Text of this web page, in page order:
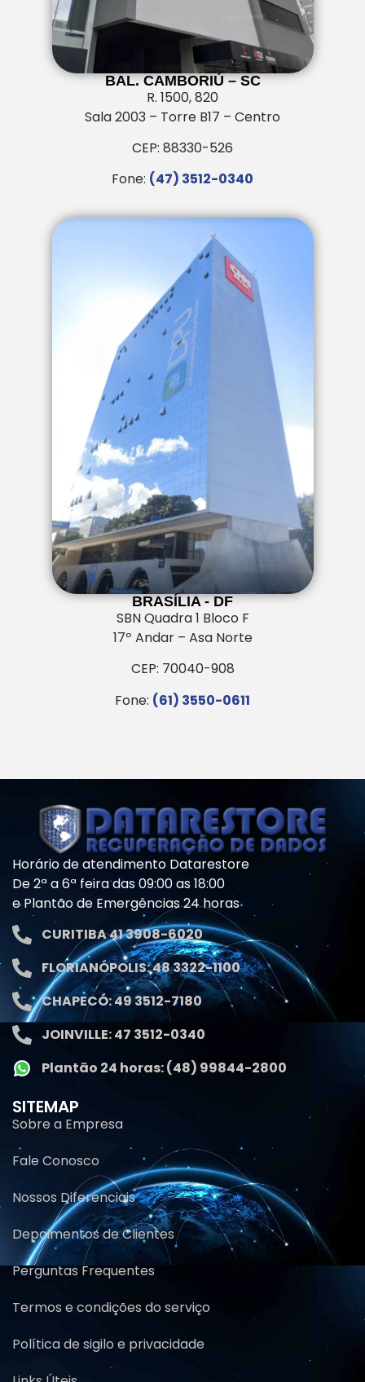
BAL. CAMBORIÚ – SC
R. 1500, 820
Sala 2003 – Torre B17 – Centro
CEP: 88330-526
Fone: (47) 3512-0340
BRASÍLIA - DF
SBN Quadra 1 Bloco F
17º Andar – Asa Norte
CEP: 70040-908
Fone: (61) 3550-0611
Horário de atendimento Datarestore
De 2ª a 6ª feira das 09:00 as 18:00
e Plantão de Emergências 24 horas
CURITIBA 41 3908-6020
FLORIANÓPOLIS: 48 3322-1100
CHAPECÓ: 49 3512-7180
JOINVILLE: 47 3512-0340
Plantão 24 horas: (48) 99844-2800
SITEMAP
Sobre a Empresa
Fale Conosco
Nossos Diferenciais
Depoimentos de Clientes
Perguntas Frequentes
Termos e condições do serviço
Política de sigilo e privacidade